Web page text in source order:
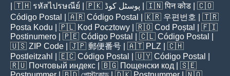
| 🇹🇭 รหัสไปรษณีย์ | 🇵🇰 پوسٹل کوڈ | 🇮🇳पिन कोड | 🇨🇴
Código Postal
| 🇦🇷 Código Postal | 🇰🇷 우편번호
| 🇹🇷
Posta Kodu | 🇵🇱 Kod Pocztowy | 🇷🇴 Cod Poștal
| 🇫🇮
Postinumero | 🇵🇪 Código Postal | 🇨🇱 Código Postal
🇺🇸 ZIP Code | 🇯🇵 郵便番号 | 🇦🇹 PLZ | 🇨🇭
Postleitzahl
| 🇪🇨 Código Postal | 🇺🇾 Código Postal
🇷🇺 Почтовый индекс | 🇧🇬 Пощенски код | 🇸🇪